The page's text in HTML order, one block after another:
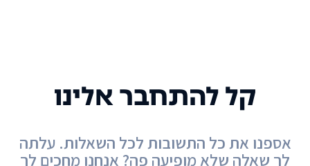
קל להתחבר אלינו
אספנו את כל התשובות לכל השאלות. עלתה
לך שאלה שלא מופיעה פה? אנחנו מחכים לך